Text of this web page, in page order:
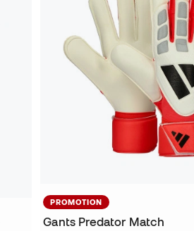
PROMOTION
Gants Predator Match